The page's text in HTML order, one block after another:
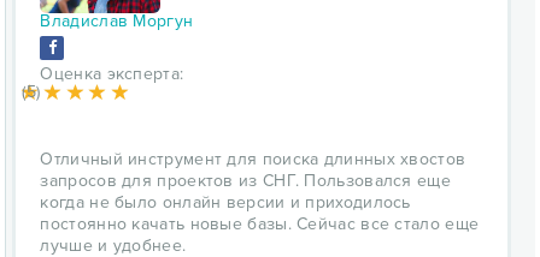
Владислав Моргун
Оценка эксперта:
(5)
Отличный инструмент для поиска длинных хвостов
запросов для проектов из СНГ. Пользовался еще
когда не было онлайн версии и приходилось
постоянно качать новые базы. Сейчас все стало еще
лучше и удобнее.